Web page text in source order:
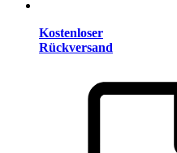
Kostenloser
Rückversand